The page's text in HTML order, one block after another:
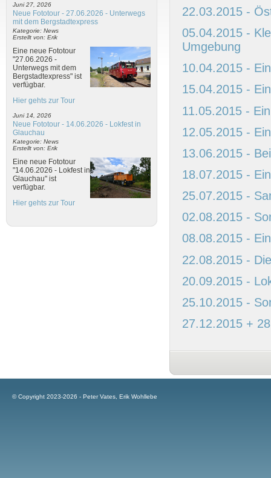
Juni 27, 2026
Neue Fototour - 27.06.2026 - Unterwegs
mit dem Bergstadtexpress
Kategorie: News
Erstellt von: Erik
Eine neue Fototour
"27.06.2026 -
Unterwegs mit dem
Bergstadtexpress" ist
verfügbar.
Hier gehts zur Tour
Juni 14, 2026
Neue Fototour - 14.06.2026 - Lokfest in
Glauchau
Kategorie: News
Erstellt von: Erik
Eine neue Fototour
"14.06.2026 - Lokfest in
Glauchau" ist
verfügbar.
Hier gehts zur Tour
22.03.2015 -
05.04.2015 -
Umgebung
10.04.2015 -
15.04.2015 -
11.05.2015 -
12.05.2015 -
13.06.2015 -
18.07.2015 -
25.07.2015 -
02.08.2015 -
08.08.2015 -
22.08.2015 -
20.09.2015 -
25.10.2015 -
27.12.2015 +
© Copyright 2023-2026 - Peter Vates, Erik Wohllebe